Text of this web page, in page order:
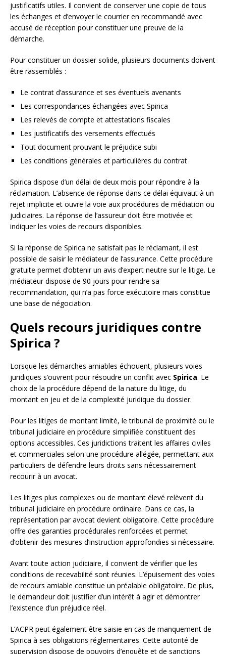
justificatifs utiles. Il convient de conserver une copie de tous
les échanges et d’envoyer le courrier en recommandé avec
accusé de réception pour constituer une preuve de la
démarche.
Pour constituer un dossier solide, plusieurs documents doivent
être rassemblés :
Le contrat d’assurance et ses éventuels avenants
Les correspondances échangées avec Spirica
Les relevés de compte et attestations fiscales
Les justificatifs des versements effectués
Tout document prouvant le préjudice subi
Les conditions générales et particulières du contrat
Spirica dispose d’un délai de deux mois pour répondre à la
réclamation. L’absence de réponse dans ce délai équivaut à un
rejet implicite et ouvre la voie aux procédures de médiation ou
judiciaires. La réponse de l’assureur doit être motivée et
indiquer les voies de recours disponibles.
Si la réponse de Spirica ne satisfait pas le réclamant, il est
possible de saisir le médiateur de l’assurance. Cette procédure
gratuite permet d’obtenir un avis d’expert neutre sur le litige. Le
médiateur dispose de 90 jours pour rendre sa
recommandation, qui n’a pas force exécutoire mais constitue
une base de négociation.
Quels recours juridiques contre
Spirica ?
Lorsque les démarches amiables échouent, plusieurs voies
juridiques s’ouvrent pour résoudre un conflit avec Spirica. Le
choix de la procédure dépend de la nature du litige, du
montant en jeu et de la complexité juridique du dossier.
Pour les litiges de montant limité, le tribunal de proximité ou le
tribunal judiciaire en procédure simplifiée constituent des
options accessibles. Ces juridictions traitent les affaires civiles
et commerciales selon une procédure allégée, permettant aux
particuliers de défendre leurs droits sans nécessairement
recourir à un avocat.
Les litiges plus complexes ou de montant élevé relèvent du
tribunal judiciaire en procédure ordinaire. Dans ce cas, la
représentation par avocat devient obligatoire. Cette procédure
offre des garanties procédurales renforcées et permet
d’obtenir des mesures d’instruction approfondies si nécessaire.
Avant toute action judiciaire, il convient de vérifier que les
conditions de recevabilité sont réunies. L’épuisement des voies
de recours amiable constitue un préalable obligatoire. De plus,
le demandeur doit justifier d’un intérêt à agir et démontrer
l’existence d’un préjudice réel.
L’ACPR peut également être saisie en cas de manquement de
Spirica à ses obligations réglementaires. Cette autorité de
supervision dispose de pouvoirs d’enquête et de sanctions